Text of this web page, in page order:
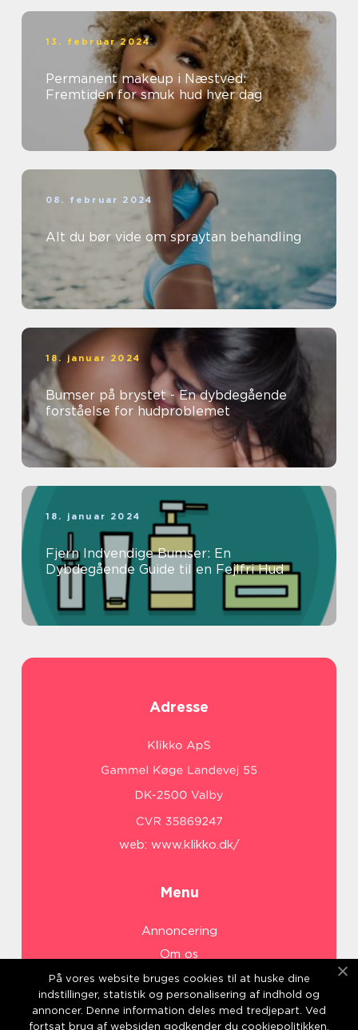
13. februar 2024
Permanent makeup i Næstved:
Fremtiden for smuk hud hver dag
08. februar 2024
Alt du bør vide om spraytan behandling
18. januar 2024
Bumser på brystet - En dybdegående
forståelse for hudproblemet
18. januar 2024
Fjern Indvendige Bumser: En
Dybdegående Guide til en Fejlfri Hud
Adresse
web: www.klikko.dk/
Menu
Annoncering
Om os
Cookies
Kontakt os
Sitemap
På vores website bruges cookies til at huske dine
indstillinger, statistik og personalisering af indhold og
annoncer. Denne information deles med tredjepart. Ved
fortsat brug af websiden godkender du cookiepolitikken.